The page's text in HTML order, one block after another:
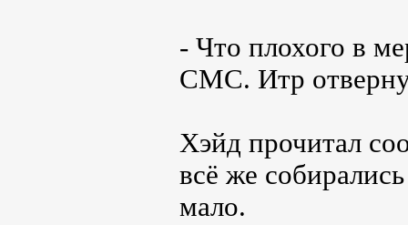
- Что плохого в
СМС. Итр
Хэйд прочитал
всё же
мало.